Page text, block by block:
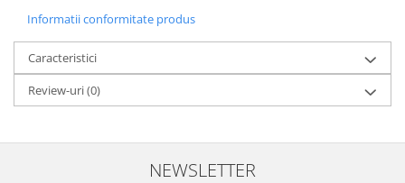
Informatii conformitate produs
Caracteristici
Review-uri(0)
NEWSLETTER